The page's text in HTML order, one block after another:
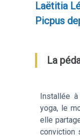
Laëtitia
Picpus
La
Installée
yoga, le
elle
conviction